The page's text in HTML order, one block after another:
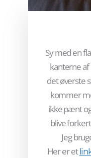
Sy med en
kanterne af
det øverste
kommer
ikke pænt
blive
Jeg
Her er et